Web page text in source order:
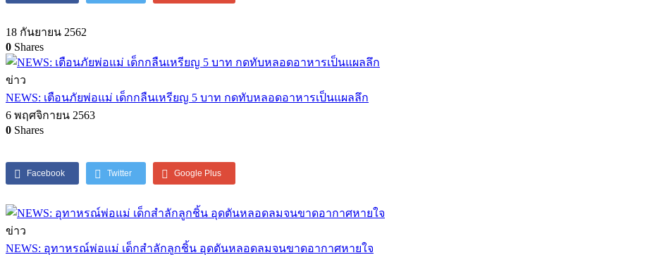
18 กันยายน 2562
0 Shares
ข่าว
NEWS: เตือนภัยพ่อแม่ เด็กกลืนเหรียญ 5 บาท กดทับหลอดอาหารเป็นแผลลึก
6 พฤศจิกายน 2563
0 Shares
Facebook Twitter Google Plus
ข่าว
NEWS: อุทาหรณ์พ่อแม่ เด็กสำลักลูกชิ้น อุดตันหลอดลมจนขาดอากาศหายใจ